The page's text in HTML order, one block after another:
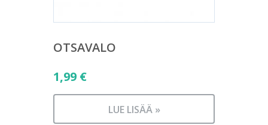
OTSAVALO
1,99 €
LUE LISÄÄ »